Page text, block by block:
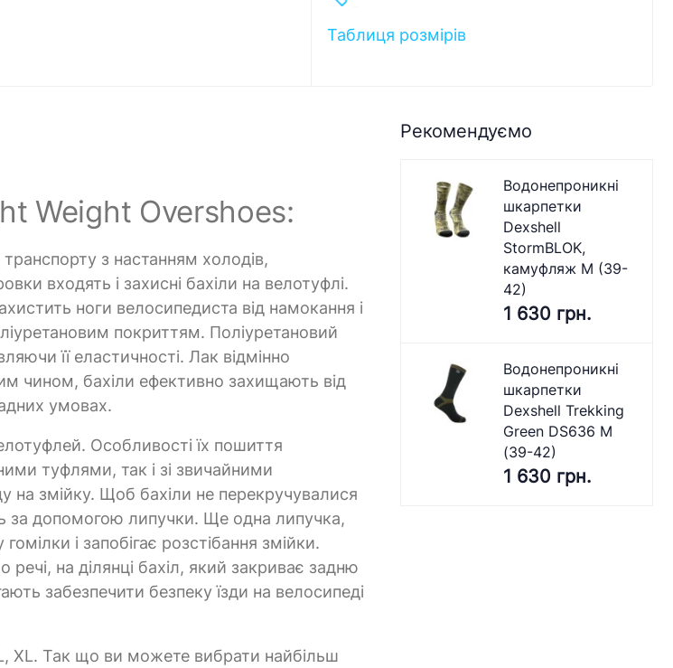
Таблиця розмірів
Weight Overshoes:
з настанням холодів,
входять і захисні бахіли на велотуфлі.
ноги велосипедиста від намокання і
покриттям. Поліуретановий
її еластичності. Лак відмінно
чином, бахіли ефективно захищають від
умовах.
Особливості їх пошиття
туфлями, так і зі звичайними
на змійку. Щоб бахіли не перекручувалися
за допомогою липучки. Ще одна липучка,
і запобігає розстібання змійки.
на ділянці бахіл, який закриває задню
забезпечити безпеку їзди на велосипеді
XL. Так що ви можете вибрати найбільш
Рекомендуємо
Водонепроникні
шкарпетки
Dexshell
StormBLOK,
камуфляж M (39-
42)
1 630 грн.
Водонепроникні
шкарпетки
Dexshell Trekking
Green DS636 M
(39-42)
1 630 грн.